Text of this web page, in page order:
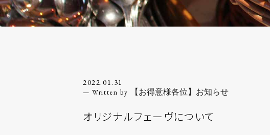
2022.01.31
【お得意様各位】お知らせ
オリジナルフェーヴについて